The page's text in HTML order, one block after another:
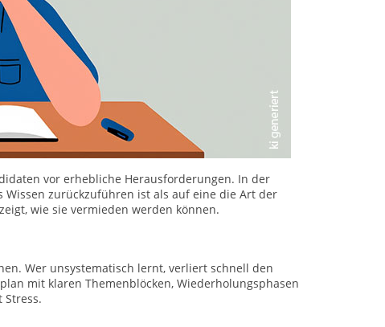
vor erhebliche Herausforderungen. In der
Wissen zurückzuführen ist als auf eine die Art der
wie sie vermieden werden können.
Wer unsystematisch lernt, verliert schnell den
mit klaren Themenblöcken, Wiederholungsphasen